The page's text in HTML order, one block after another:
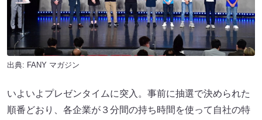
出典: FANY マガジン
いよいよプレゼンタイムに突入。事前に抽選で決められた
順番どおり、各企業が３分間の持ち時間を使って自社の特